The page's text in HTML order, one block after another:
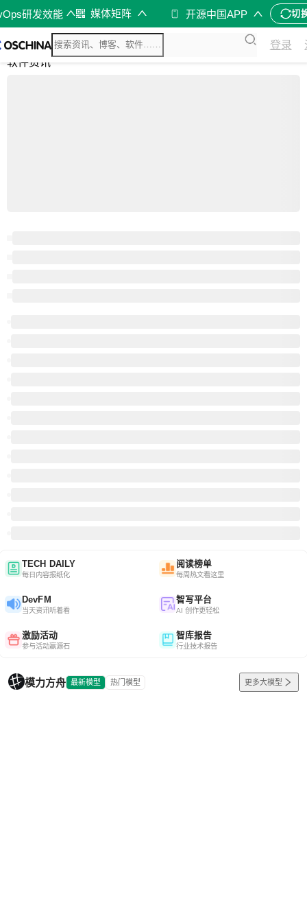
研发效能 媒体矩阵 开源中国APP 切
登录
综合
开源资讯
软件资讯
TECH DAILY
每日内容报纸化
阅读榜单
每周热文看这里
DevFM
当天资讯听着看
智写平台
AI 创作更轻松
激励活动
参与活动赢源石
智库报告
行业技术报告
模力方舟 最新模型 热门模型 更多大模型